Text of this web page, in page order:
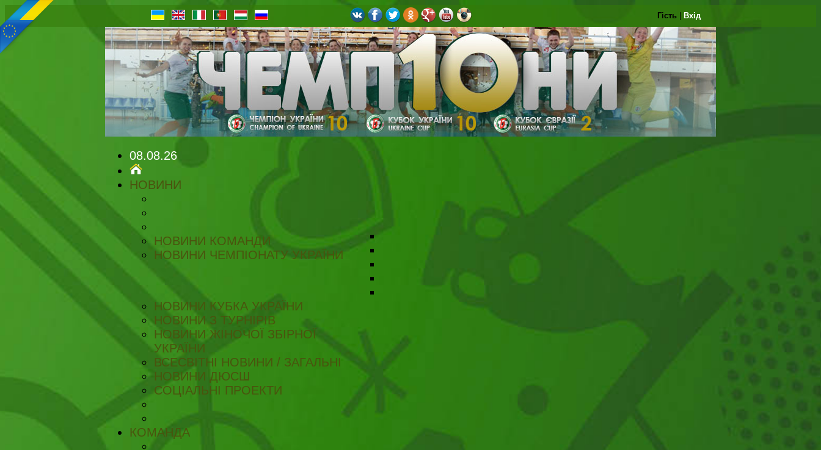
Гість Вхід
08.08.26
НОВИНИ
НОВИНИ КОМАНДИ
НОВИНИ ЧЕМПІОНАТУ УКРАЇНИ
НОВИНИ КУБКА УКРАЇНИ
НОВИНИ З ТУРНІРІВ
НОВИНИ ЖІНОЧОЇ ЗБІРНОЇ
УКРАЇНИ
ВСЕСВІТНІ НОВИНИ / ЗАГАЛЬНІ
НОВИНИ ДЮСШ
СОЦІАЛЬНІ ПРОЕКТИ
КОМАНДА